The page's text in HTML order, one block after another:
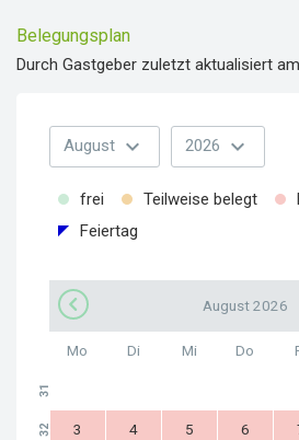
Belegungsplan
Durch Gastgeber zuletzt aktualisiert
August expand_more 2026 expand_more
frei Teilweise belegt
Feiertag
August 2026
Mo Di Mi Do
31
32 3 4 5 6